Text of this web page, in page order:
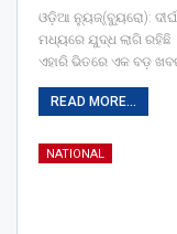
ଓଡ଼ିଆ ନ୍ୟୁଜ୍(ବ୍ୟୁରୋ):
ମଧ୍ୟରେ ଯୁଦ୍ଧ ଲାଗି ରହିଛି
ଏହାରି ଭିତରେ ଏକ ବଡ଼
READ MORE...
NATIONAL